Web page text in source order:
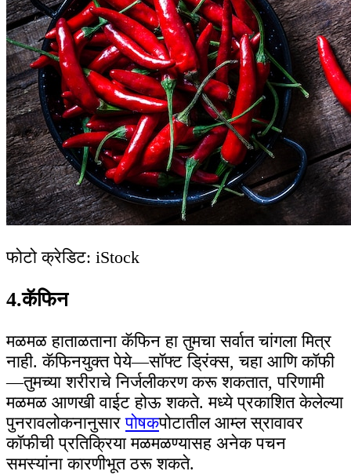
फोटो क्रेडिट: iStock
4.कॅफिन
मळमळ हाताळताना कॅफिन हा तुमचा सर्वात चांगला मित्र
नाही. कॅफिनयुक्त पेये—सॉफ्ट ड्रिंक्स, चहा आणि कॉफी
—तुमच्या शरीराचे निर्जलीकरण करू शकतात, परिणामी
मळमळ आणखी वाईट होऊ शकते. मध्ये प्रकाशित केलेल्या
पुनरावलोकनानुसारपोषकपोटातील आम्ल स्रावावर
कॉफीची प्रतिक्रिया मळमळण्यासह अनेक पचन
समस्यांना कारणीभूत ठरू शकते.